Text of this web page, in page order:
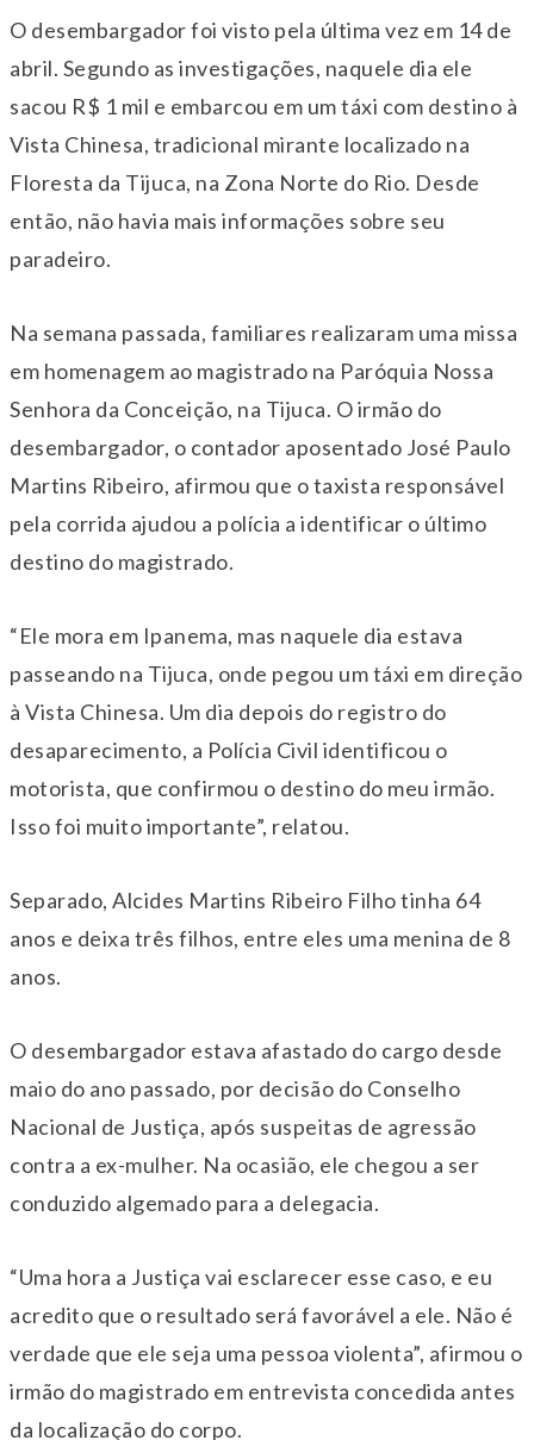
O desembargador foi visto pela última vez em 14 de
abril. Segundo as investigações, naquele dia ele
sacou R$ 1 mil e embarcou em um táxi com destino à
Vista Chinesa, tradicional mirante localizado na
Floresta da Tijuca, na Zona Norte do Rio. Desde
então, não havia mais informações sobre seu
paradeiro.
Na semana passada, familiares realizaram uma missa
em homenagem ao magistrado na Paróquia Nossa
Senhora da Conceição, na Tijuca. O irmão do
desembargador, o contador aposentado José Paulo
Martins Ribeiro, afirmou que o taxista responsável
pela corrida ajudou a polícia a identificar o último
destino do magistrado.
“Ele mora em Ipanema, mas naquele dia estava
passeando na Tijuca, onde pegou um táxi em direção
à Vista Chinesa. Um dia depois do registro do
desaparecimento, a Polícia Civil identificou o
motorista, que confirmou o destino do meu irmão.
Isso foi muito importante”, relatou.
Separado, Alcides Martins Ribeiro Filho tinha 64
anos e deixa três filhos, entre eles uma menina de 8
anos.
O desembargador estava afastado do cargo desde
maio do ano passado, por decisão do Conselho
Nacional de Justiça, após suspeitas de agressão
contra a ex-mulher. Na ocasião, ele chegou a ser
conduzido algemado para a delegacia.
“Uma hora a Justiça vai esclarecer esse caso, e eu
acredito que o resultado será favorável a ele. Não é
verdade que ele seja uma pessoa violenta”, afirmou o
irmão do magistrado em entrevista concedida antes
da localização do corpo.